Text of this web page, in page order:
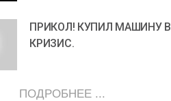
ПРИКОЛ! КУПИЛ МАШИНУ В
КРИЗИС.
ПОДРОБНЕЕ ...